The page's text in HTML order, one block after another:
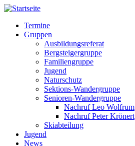
Direkt
Inhalt
Hauptnavigation
Termine
Gruppen
Ausbildungsreferat
Bergsteigergruppe
Familiengruppe
Jugend
Naturschutz
Sektions-Wandergruppe
Senioren-Wandergruppe
Nachruf Leo Wolfrum
Nachruf Peter Krönert
Skiabteilung
Jugend
News